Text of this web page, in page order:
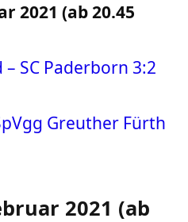
2021 (ab 20.45
SC Paderborn 3:2
Greuther Fürth
2021 (ab